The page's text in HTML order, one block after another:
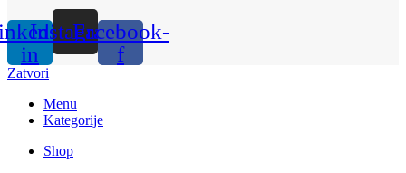
in
Instagram
Facebook-
f
Zatvori
Menu
Kategorije
Shop